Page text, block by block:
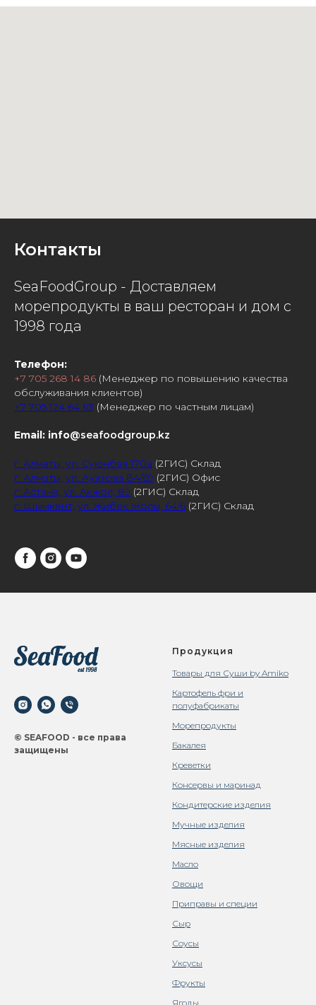
Контакты
SeaFoodGroup - Доставляем
морепродукты в ваш ресторан и дом с
1998 года
Телефон:
+7 705 268 14 86 (Менеджер по повышению качества
обслуживания клиентов)
+7 705 124 64 63 (Менеджер по частным лицам)
Email: info@seafoodgroup.kz
г. Алматы, ул. Суюнбая 170а (2ГИС) Склад
г. Алматы, ул. Ауэзова 84/69 (2ГИС) Офис
г. Астана, ул. Акжол, 89 (2ГИС) Склад
г. Шымкент, ул. Жибек Жолы, 64/6 (2ГИС) Склад
© SEAFOOD - все права
защищены
Продукция
Товары для Суши by Amiko
Картофель фри и
полуфабрикаты
Морепродукты
Бакалея
Креветки
Консервы и маринад
Кондитерские изделия
Мучные изделия
Мясные изделия
Масло
Овощи
Приправы и специи
Сыр
Соусы
Уксусы
Фрукты
Ягоды